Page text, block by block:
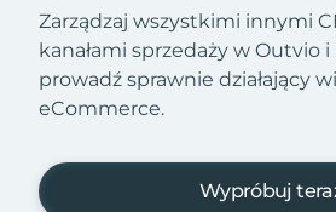
Zarządzaj wszystkimi innymi
kanałami sprzedaży w Outvio
prowadź sprawnie działający
eCommerce.
Wypróbuj